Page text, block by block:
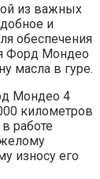
из важных
и
обеспечения
Форд Мондео
масла в гуре.
Мондео 4
километров
работе
износу его